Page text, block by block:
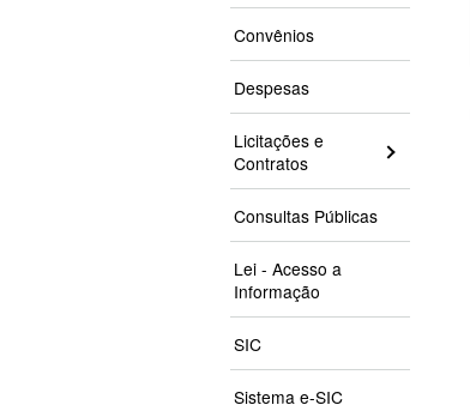
Convênios
Despesas
Licitações e
Contratos
Consultas Públicas
Lei - Acesso a
Informação
SIC
Sistema e-SIC